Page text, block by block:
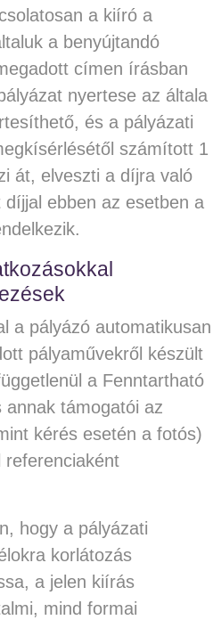
a kiíró a
a benyújtandó
címen írásban
nyertese az általa
és a pályázati
számított 1
át, elveszti a díjra való
ebben az esetben a
a pályázó automatikusan
pályaművekről készült
a Fenntartható
annak támogatói az
kérés esetén a fotós)
referenciaként
hogy a pályázati
korlátozás
a jelen kiírás
mind formai